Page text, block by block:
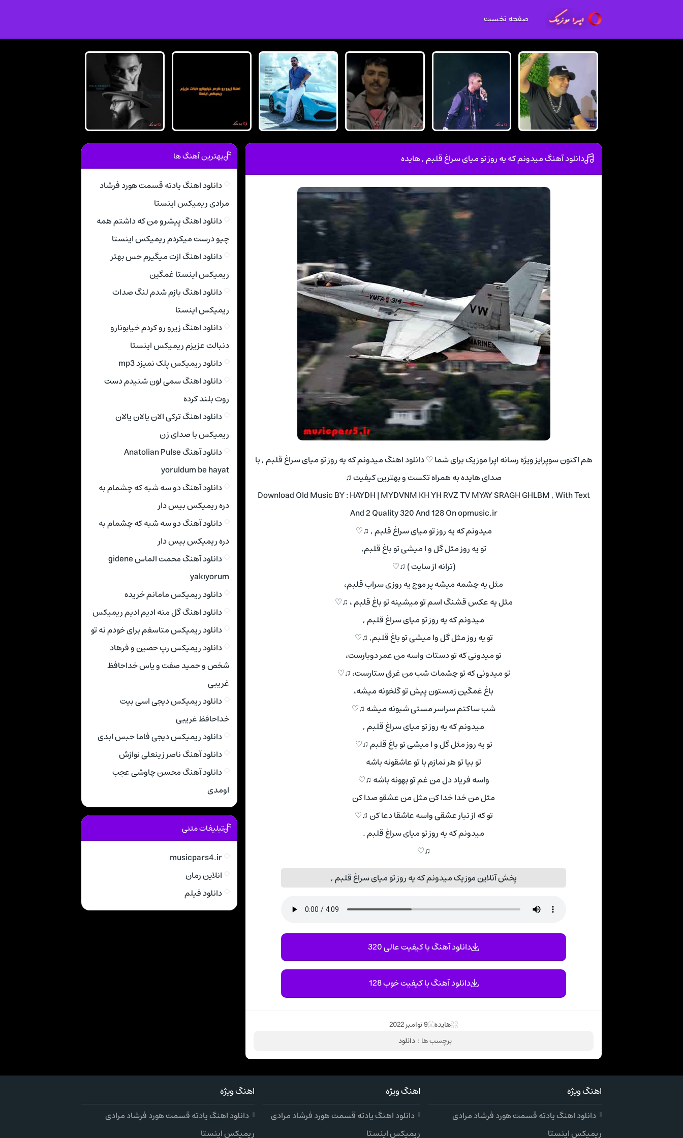
صفحه نخست
دانلود آهنگ میدونم که یه روز تو میای سراغ قلبم , هایده
هم اکنون سوپرایز ویژه رسانه اپرا موزیک برای شما ♡ دانلود اهنگ میدونم که یه روز تو میای سراغ قلبم , با
صدای هایده به همراه تکست و بهترین کیفیت ♫
Download Old Music BY : HAYDH | MYDVNM KH YH RVZ TV MYAY SRAGH GHLBM , With Text
And 2 Quality 320 And 128 On opmusic.ir
میدونم که یه روز تو میای سراغ قلبم , ♫♡
تو یه روز مثل گل و ا میشی تو باغ قلبم,
(ترانه از سایت ) ♫♡
مثل یه چشمه میشه پر موج یه روزی سراب قلبم،
مثل یه عکس قشنگ اسم تو میشینه تو باغ قلبم ، ♫♡
میدونم که یه روز تو میای سراغ قلبم ,
تو یه روز مثل گل وا میشی تو باغ قلبم, ♫♡
تو میدونی که تو دستات واسه من عمر دوبارست،
تو میدونی که تو چشمات شب من غرق ستارست، ♫♡
باغ غمگین زمستون پیش تو گلخونه میشه،
شب ساکتم سراسر مستی شبونه میشه ♫♡
میدونم که یه روز تو میای سراغ قلبم ,
تو یه روز مثل گل و ا میشی تو باغ قلبم ♫♡
تو بیا تو هر نمازم با تو عاشقونه باشه
واسه فریاد دل من غم تو بهونه باشه ♫♡
مثل من خدا خدا کن مثل من عشقو صدا کن
تو که از تبار عشقی واسه عاشقا دعا کن ♫♡
میدونم که یه روز تو میای سراغ قلبم .
♫♡
پخش آنلاین موزیک میدونم که یه روز تو میای سراغ قلبم ,
دانلود آهنگ با کیفیت عالی 320
دانلود آهنگ با کیفیت خوب 128
هایده 9 نوامبر 2022
برچسب ها : دانلود
بهترین آهنگ ها
دانلود اهنگ یادته قسمت هورد فرشاد
مرادی ریمیکس اینستا
دانلود اهنگ پیشرو من که داشتم همه
چیو درست میکردم ریمیکس اینستا
دانلود اهنگ ازت میگیرم حس بهتر
ریمیکس اینستا غمگین
دانلود اهنگ بازم شدم لنگ صدات
ریمیکس اینستا
دانلود اهنگ زیرو رو کردم خیابونارو
دنبالت عزیزم ریمیکس اینستا
دانلود ریمیکس پلک نمیزد mp3
دانلود اهنگ سمی لون شنیدم دست
روت بلند کرده
دانلود اهنگ ترکی الان یالان یالان
ریمیکس با صدای زن
دانلود آهنگ Anatolian Pulse
yoruldum be hayat
دانلود آهنگ دو سه شبه که چشمام به
دره ریمیکس بیس دار
دانلود آهنگ دو سه شبه که چشمام به
دره ریمیکس بیس دار
دانلود آهنگ محمت الماس gidene
yakıyorum
دانلود ریمیکس مامانم خریده
دانلود اهنگ گل منه ادیم ادیم ریمیکس
دانلود ریمیکس متاسفم برای خودم نه تو
دانلود ریمیکس رپ حصین و فرهاد
شخص و حمید صفت و یاس خداحافظ
غریبی
دانلود ریمیکس دیجی اسی بیت
خداحافظ غریبی
دانلود ریمیکس دیجی فاما حبس ابدی
دانلود آهنگ ناصر زینعلی نوازش
دانلود آهنگ محسن چاوشی عجب
اومدی
تبلیغات متنی
musicpars4.ir
انلاین رمان
دانلود فیلم
اهنگ ویژه
دانلود اهنگ یادته قسمت هورد فرشاد مرادی
ریمیکس اینستا
اهنگ ویژه
دانلود اهنگ یادته قسمت هورد فرشاد مرادی
ریمیکس اینستا
اهنگ ویژه
دانلود اهنگ یادته قسمت هورد فرشاد مرادی
ریمیکس اینستا